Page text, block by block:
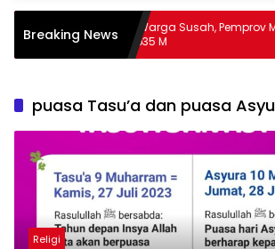
Breaking News
Banyak Warga Susah, Pemprov Malah
Hibah Rp35 M
puasa Tasu’a dan puasa
Religi